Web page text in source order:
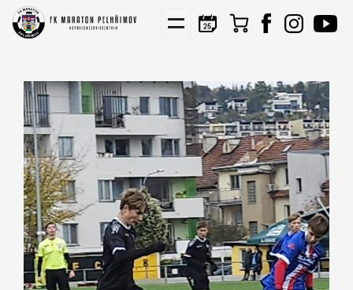
NÁBORY
PARTNEŘI